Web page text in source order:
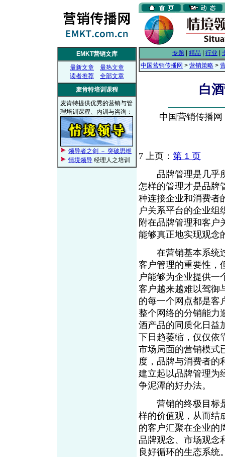
EMKT营销文库
最新文章
最热文章
读者推荐
全部文章
麦肯特培训课程
麦肯特提供优秀的营销与管
理培训课程、内训与咨询：
领导者之剑 － 突破思维
情境领导 经理人之培训
专题 精品 行业
中国营销传播网 > 营销策略 >
白
中国营销传播
7 上页： 第 1 页
品牌管理是几乎所
怎样的管理才是品牌
种连接企业和消费
户关系平台的企业组
附在品牌管理和客户
能够真正地实现观念
在营销基本系统过
客户管理的重要性，
户能够为企业提供一
客户越来越难以驾御
的每一个网点都是客
整个网络的分销能力
酒产品的同质化日益
下日趋萎缩，仅仅依
市场局面的营销模式
度，品牌与消费者的
建立起以品牌管理为
争泥潭的好办法。
营销的终极目标是
样的价值观，从而结
的客户汇聚在企业的
品牌观念、市场观念
良好循环的生态系统